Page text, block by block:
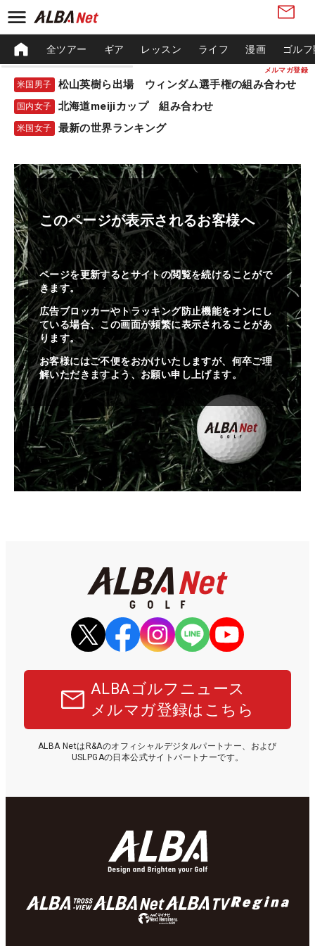
メルマガ登録
全ツアー ギア レッスン ライフ 漫画 ゴル
米国男子 松山英樹ら出場 ウィンダム選手権の組み合わせ
国内女子 北海道meijiカップ 組み合わせ
米国女子 最新の世界ランキング
このページが表示されるお客様へ
ページを更新するとサイトの閲覧を続けることがで
きます。
広告ブロッカーやトラッキング防止機能をオンにし
ている場合、この画面が頻繁に表示されることがあ
ります。
お客様にはご不便をおかけいたしますが、何卒ご理
解いただきますよう、お願い申し上げます。
ALBAゴルフニュース
メルマガ登録はこちら
ALBA NetはR&Aのオフィシャルデジタルパートナー、および
USLPGAの日本公式サイトパートナーです。